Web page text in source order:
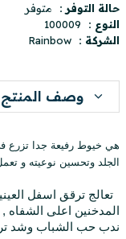
حالة التوفر :
متوفر
النوع :
100009
الشركة :
Rainbow
وصف المنتج
هي خيوط رفيعة جدا تزرع
الجلد وتحسين نوعيته و
تعالج ترقق اسفل
المدخنين اعلى
ندب حب الشباب وشد